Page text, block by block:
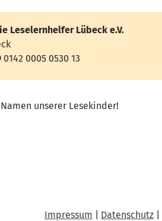
Leselernhelfer Lübeck e.V.
0142 0005 0530 13
unserer Lesekinder!
Impressum Datenschutz